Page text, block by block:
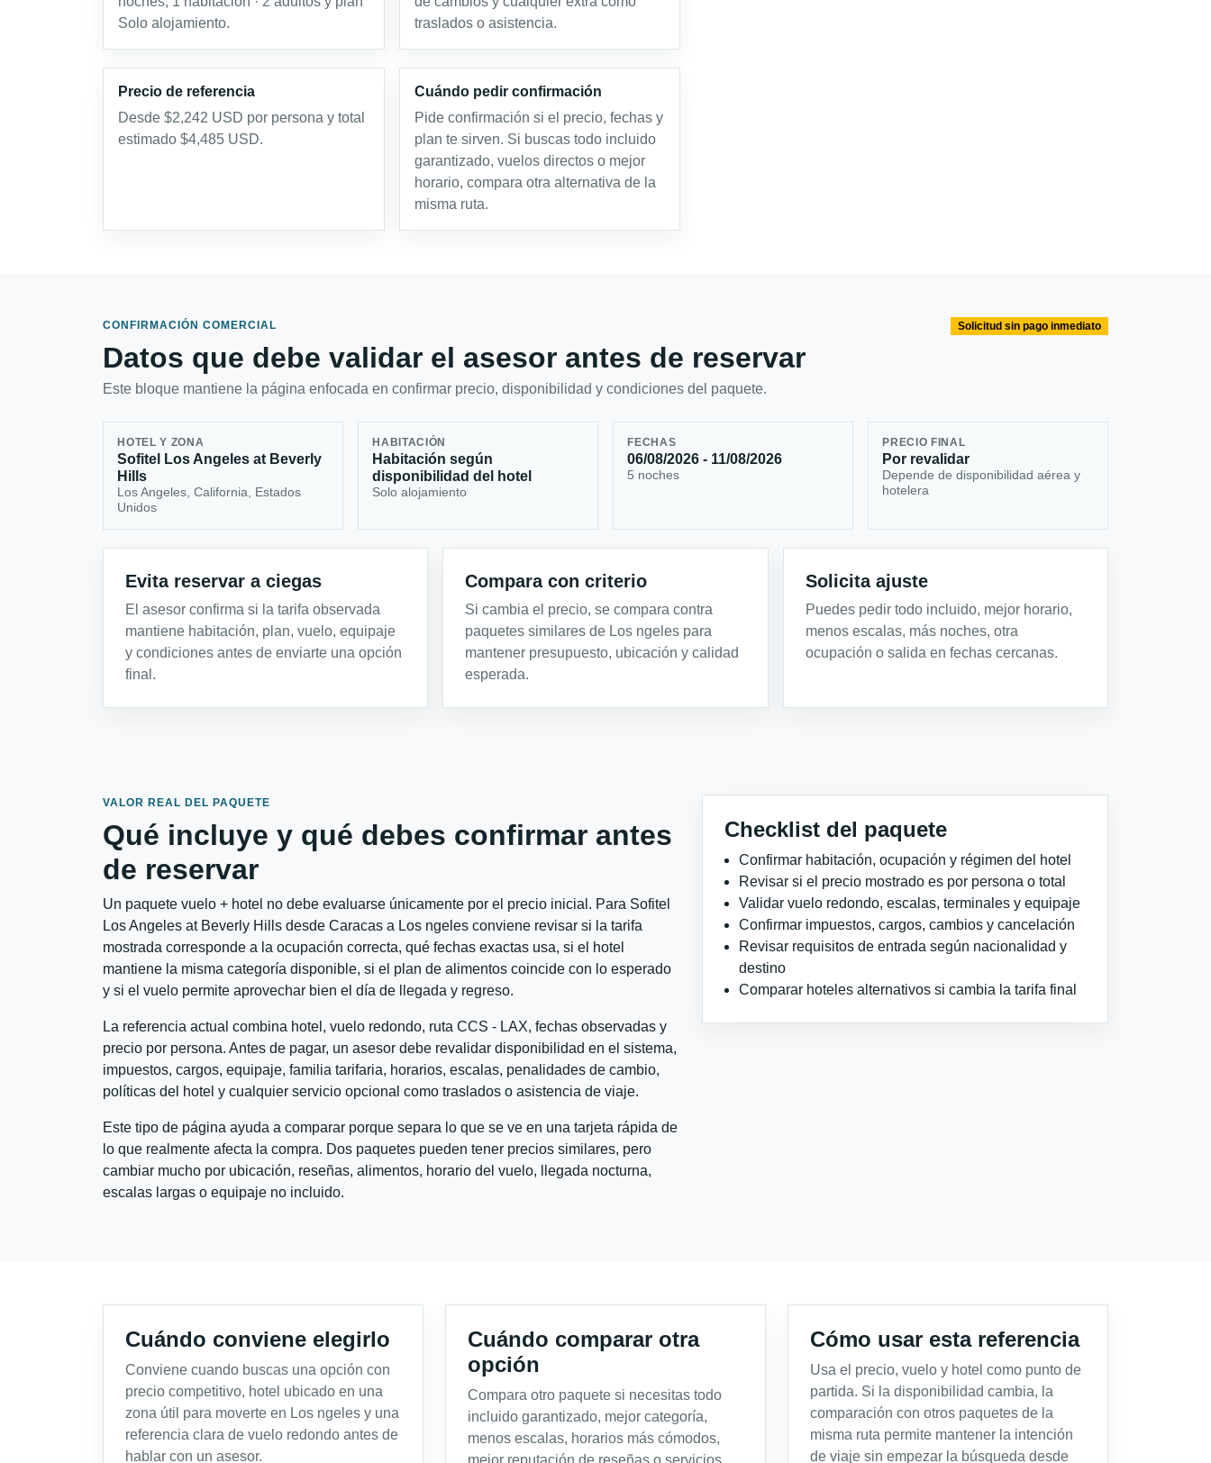
Solo alojamiento.
traslados o asistencia.
Precio de referencia
Desde $2,242 USD por persona y total
estimado $4,485 USD.
Cuándo pedir confirmación
Pide confirmación si el precio, fechas y
plan te sirven. Si buscas todo incluido
garantizado, vuelos directos o mejor
horario, compara otra alternativa de la
misma ruta.
CONFIRMACIÓN COMERCIAL
Datos que debe validar el asesor antes de reservar
Este bloque mantiene la página enfocada en confirmar precio, disponibilidad y condiciones del paquete.
Solicitud sin pago inmediato
HOTEL Y ZONA
Sofitel Los Angeles at Beverly
Hills
Los Angeles, California, Estados
Unidos
HABITACIÓN
Habitación según
disponibilidad del hotel
Solo alojamiento
FECHAS
06/08/2026 - 11/08/2026
5 noches
PRECIO FINAL
Por revalidar
Depende de disponibilidad aérea y
hotelera
Evita reservar a ciegas
El asesor confirma si la tarifa observada
mantiene habitación, plan, vuelo, equipaje
y condiciones antes de enviarte una opción
final.
Compara con criterio
Si cambia el precio, se compara contra
paquetes similares de Los ngeles para
mantener presupuesto, ubicación y calidad
esperada.
Solicita ajuste
Puedes pedir todo incluido, mejor horario,
menos escalas, más noches, otra
ocupación o salida en fechas cercanas.
VALOR REAL DEL PAQUETE
Qué incluye y qué debes confirmar antes
de reservar
Un paquete vuelo + hotel no debe evaluarse únicamente por el precio inicial. Para Sofitel
Los Angeles at Beverly Hills desde Caracas a Los ngeles conviene revisar si la tarifa
mostrada corresponde a la ocupación correcta, qué fechas exactas usa, si el hotel
mantiene la misma categoría disponible, si el plan de alimentos coincide con lo esperado
y si el vuelo permite aprovechar bien el día de llegada y regreso.
La referencia actual combina hotel, vuelo redondo, ruta CCS - LAX, fechas observadas y
precio por persona. Antes de pagar, un asesor debe revalidar disponibilidad en el sistema,
impuestos, cargos, equipaje, familia tarifaria, horarios, escalas, penalidades de cambio,
políticas del hotel y cualquier servicio opcional como traslados o asistencia de viaje.
Este tipo de página ayuda a comparar porque separa lo que se ve en una tarjeta rápida de
lo que realmente afecta la compra. Dos paquetes pueden tener precios similares, pero
cambiar mucho por ubicación, reseñas, alimentos, horario del vuelo, llegada nocturna,
escalas largas o equipaje no incluido.
Checklist del paquete
Confirmar habitación, ocupación y régimen del hotel
Revisar si el precio mostrado es por persona o total
Validar vuelo redondo, escalas, terminales y equipaje
Confirmar impuestos, cargos, cambios y cancelación
Revisar requisitos de entrada según nacionalidad y
destino
Comparar hoteles alternativos si cambia la tarifa final
Cuándo conviene elegirlo
Conviene cuando buscas una opción con
precio competitivo, hotel ubicado en una
zona útil para moverte en Los ngeles y una
referencia clara de vuelo redondo antes de
hablar con un asesor.
Cuándo comparar otra
opción
Compara otro paquete si necesitas todo
incluido garantizado, mejor categoría,
menos escalas, horarios más cómodos,
mejor reputación de reseñas o servicios
Cómo usar esta referencia
Usa el precio, vuelo y hotel como punto de
partida. Si la disponibilidad cambia, la
comparación con otros paquetes de la
misma ruta permite mantener la intención
de viaje sin empezar la búsqueda desde